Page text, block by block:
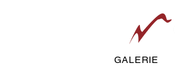
GALERIE